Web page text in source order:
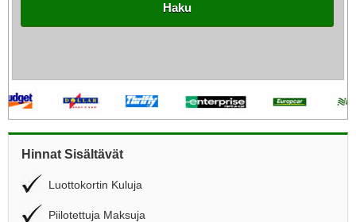
Haku
Hinnat Sisältävät
Luottokortin Kuluja
Piilotettuja Maksuja